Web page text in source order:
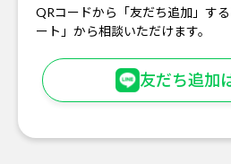
QRコードから「友だち追加」す
ート」から相談いただけます。
友だち追加